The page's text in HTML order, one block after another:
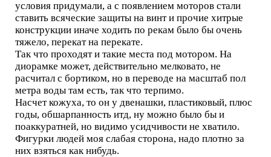
условия придумали, а с появлением моторов стали
ставить всяческие защиты на винт и прочие хитрые
конструкции иначе ходить по рекам было бы очень
тяжело, перекат на перекате.
Так что проходят и такие места под мотором. На
диорамке может, действительно мелковато, не
расчитал с бортиком, но в переводе на масштаб пол
метра воды там есть, так что терпимо.
Насчет кожуха, то он у двенашки, пластиковый, плюс
годы, обшарпанность итд, ну можно было бы и
поаккуратней, но видимо усидчивости не хватило.
Фигурки людей моя слабая сторона, надо плотно за
них взяться как нибудь.